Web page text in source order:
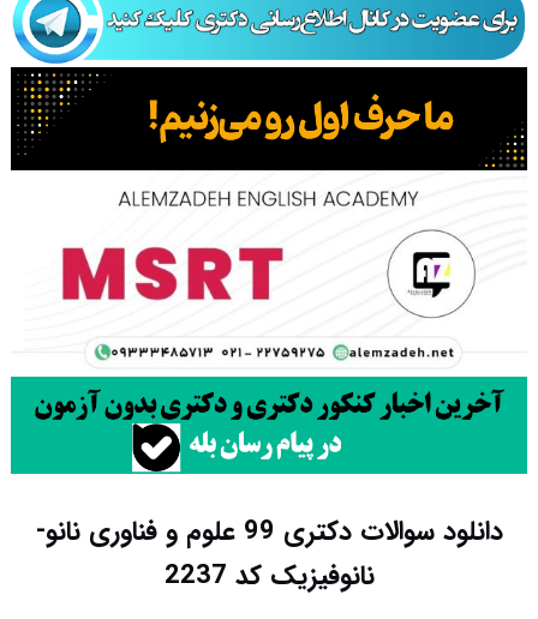
دانلود سوالات دکتری 99 علوم و فناوری نانو-
نانوفیزیک کد 2237